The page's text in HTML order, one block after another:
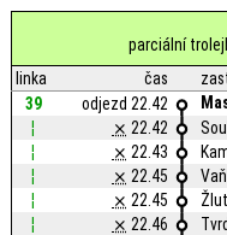
parciální
linka čas
39
odjezd 22.42
¦
⨯ 22.42
¦
⨯ 22.43
¦
⨯ 22.45
¦
⨯ 22.45
¦
⨯ 22.46